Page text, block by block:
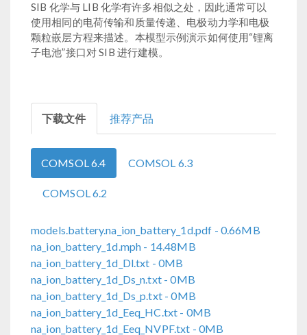
SIB 化学与 LIB 化学有许多相似之处，因此通常可以
使用相同的电荷传输和质量传递、电极动力学和电极
颗粒嵌层方程来描述。本模型示例演示如何使用“锂离
子电池”接口对 SIB 进行建模。
下载文件 推荐产品
COMSOL 6.4 COMSOL 6.3
COMSOL 6.2
models.battery.na_ion_battery_1d.pdf - 0.66MB
na_ion_battery_1d.mph - 14.48MB
na_ion_battery_1d_Dl.txt - 0MB
na_ion_battery_1d_Ds_n.txt- 0MB
na_ion_battery_1d_Ds_p.txt- 0MB
na_ion_battery_1d_Eeq_HC.txt - 0MB
na_ion_battery_1d_Eeq_NVPF.txt - 0MB